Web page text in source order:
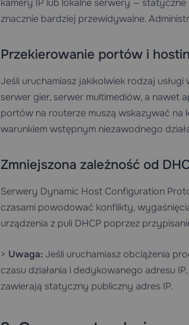
kamery IP lub lokalne serwery —
znacznie bardziej przewidywalne.
Przekierowanie portów i
Jeśli uruchamiasz jakikolwiek rodzaj
serwer gier, serwer multimediów, a nawet
portów na routerze muszą wskazywać na
warunkiem wstępnym niezawodnego
Zmniejszona zależność od
Serwery Dynamic Host Configuration
czasami powodować konflikty,
urządzenia z puli DHCP poprzez
> Uwaga:Jeśli uruchamiasz obciążenia
czasu działania i dedykowanego adresu
zawierają statyczny publiczny adres IP.